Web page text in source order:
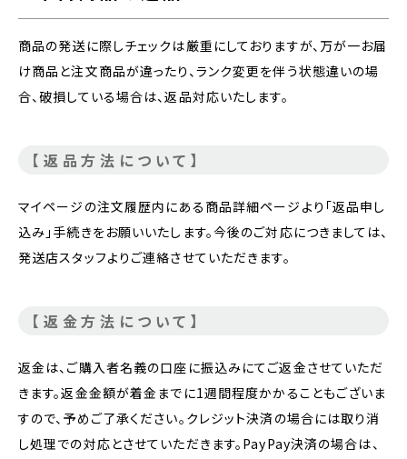
商品の発送に際しチェックは厳重にしておりますが、万が一お届
け商品と注文商品が違ったり、ランク変更を伴う状態違いの場
合、破損している場合は、返品対応いたします。
【返品方法について】
マイページの注文履歴内にある商品詳細ページより「返品申し
込み」手続きをお願いいたします。今後のご対応につきましては、
発送店スタッフよりご連絡させていただきます。
【返金方法について】
返金は、ご購入者名義の口座に振込みにてご返金させていただ
きます。返金金額が着金までに1週間程度かかることもございま
すので、予めご了承ください。クレジット決済の場合には取り消
し処理での対応とさせていただきます。PayPay決済の場合は、